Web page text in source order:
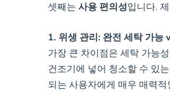
셋째는 사용 편의성입니다.
1. 위생 관리: 완전 세탁 가능
가장 큰 차이점은 세탁 가능
건조기에 넣어 청소할 수 있
되는 사용자에게 매우 매력